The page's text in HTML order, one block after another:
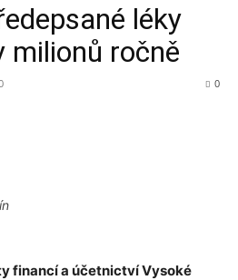
léky
milionů ročně
0
financí a účetnictví Vysoké